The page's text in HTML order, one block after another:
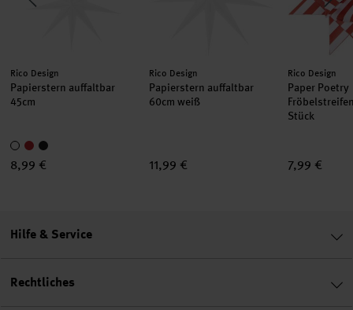
Hersteller:
Rico Design
Papierstern auffaltbar
45cm
8,99 €
Hersteller:
Rico Design
Papierstern auffaltbar
60cm weiß
11,99 €
Hersteller:
Rico Design
Paper Poetry
Stück
7,99 €
Hilfe & Service
Rechtliches